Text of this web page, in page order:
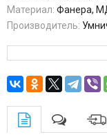
Материал: Фанера,
Производитель: